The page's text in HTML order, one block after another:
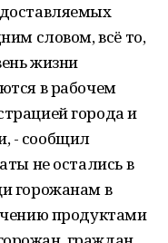
словом, всё то,
жизни
в рабочем
города и
- сообщил
не остались в
горожанам в
продуктами